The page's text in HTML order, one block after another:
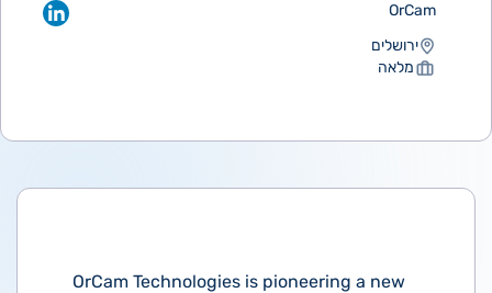
OrCam
ירושלים
מלאה
OrCam Technologies is pioneering a new